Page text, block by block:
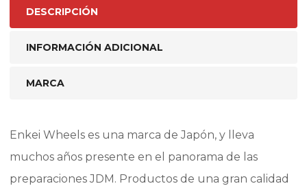
DESCRIPCIÓN
INFORMACIÓN ADICIONAL
MARCA
Enkei Wheels es una marca de Japón, y lleva
muchos años presente en el panorama de las
preparaciones JDM. Productos de una gran calidad